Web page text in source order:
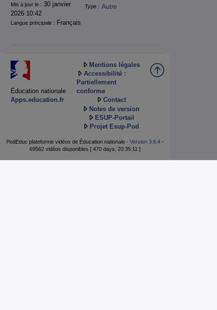
Mis à jour le : 30 janvier
2026 10:42
Type : Autre
Langue principale : Français
Éducation nationale
Apps.education.fr
Mentions légales
Accessibilité :
Partiellement
conforme
Contact
Notes de version
ESUP-Portail
Projet Esup-Pod
PodEduc plateforme vidéos de Éducation nationale - Version 3.8.4-
69562 vidéos disponibles [ 470 days, 20:35:11 ]